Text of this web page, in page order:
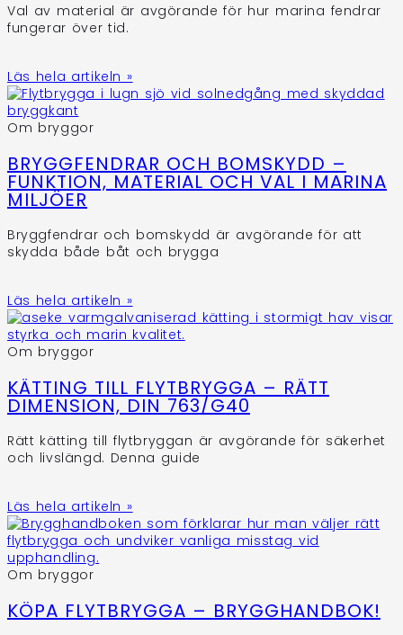
Val av material är avgörande för hur marina fendrar
fungerar över tid.
Läs hela artikeln »
Om bryggor
BRYGGFENDRAR OCH BOMSKYDD –
FUNKTION, MATERIAL OCH VAL I MARINA
MILJÖER
Bryggfendrar och bomskydd är avgörande för att
skydda både båt och brygga
Läs hela artikeln »
Om bryggor
KÄTTING TILL FLYTBRYGGA – RÄTT
DIMENSION, DIN 763/G40
Rätt kätting till flytbryggan är avgörande för säkerhet
och livslängd. Denna guide
Läs hela artikeln »
Om bryggor
KÖPA FLYTBRYGGA – BRYGGHANDBOK!